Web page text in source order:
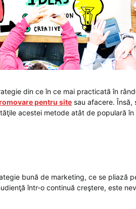
din ce în ce mai practicată în
pentru site sau afacere.
acestei metode atât de populară în
bună de marketing, ce se pliază
într-o continuă creştere, este